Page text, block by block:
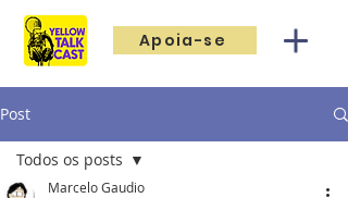
Apoia-se
Post
Todos os posts
Marcelo Gaudio